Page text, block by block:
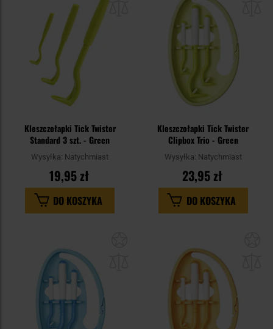
Kleszczołapki Tick Twister
Standard 3 szt. - Green
Wysyłka: Natychmiast
19,95 zł
DO KOSZYKA
Kleszczołapki Tick Twister
Clipbox Trio - Green
Wysyłka: Natychmiast
23,95 zł
DO KOSZYKA